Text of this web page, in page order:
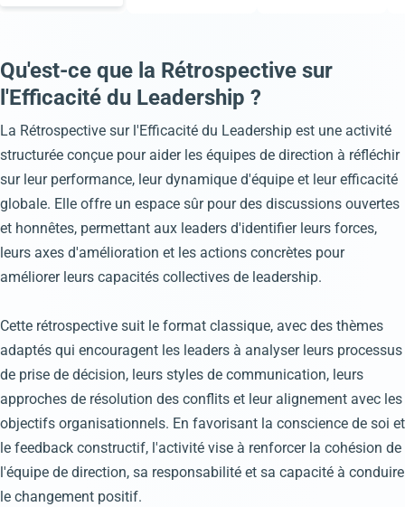
Qu'est-ce que la Rétrospective sur
l'Efficacité du Leadership ?
La Rétrospective sur l'Efficacité du Leadership est une activité
structurée conçue pour aider les équipes de direction à réfléchir
sur leur performance, leur dynamique d'équipe et leur efficacité
globale. Elle offre un espace sûr pour des discussions ouvertes
et honnêtes, permettant aux leaders d'identifier leurs forces,
leurs axes d'amélioration et les actions concrètes pour
améliorer leurs capacités collectives de leadership.
Cette rétrospective suit le format classique, avec des thèmes
adaptés qui encouragent les leaders à analyser leurs processus
de prise de décision, leurs styles de communication, leurs
approches de résolution des conflits et leur alignement avec les
objectifs organisationnels. En favorisant la conscience de soi et
le feedback constructif, l'activité vise à renforcer la cohésion de
l'équipe de direction, sa responsabilité et sa capacité à conduire
le changement positif.